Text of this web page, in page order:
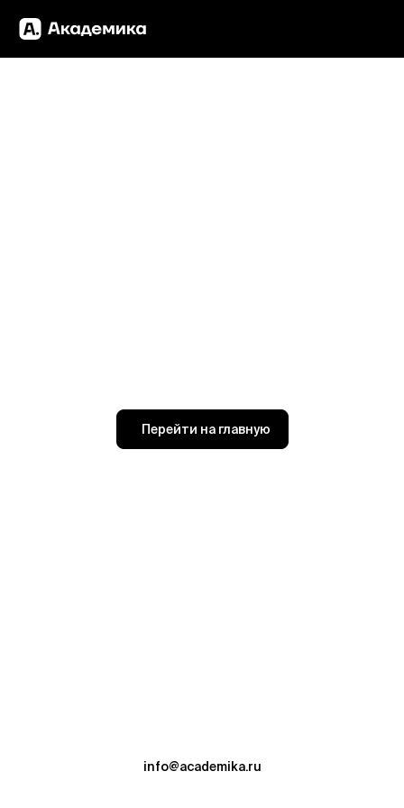
Перейти на главную
info@academika.ru